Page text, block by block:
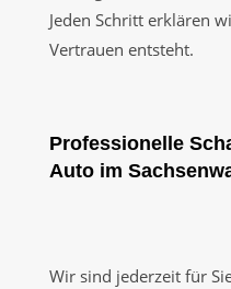
Jeden Schritt erklären
Vertrauen entsteht.
Professionelle
Auto im
Wir sind jederzeit für